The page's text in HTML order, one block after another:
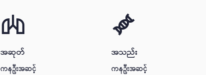
အဆုတ်
ကနဦးအဆင့်
အသည်း
ကနဦးအဆင့်